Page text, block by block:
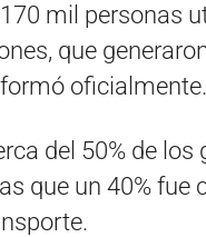
mil personas
que
oficialmente.
del 50% de
que un 40% fue